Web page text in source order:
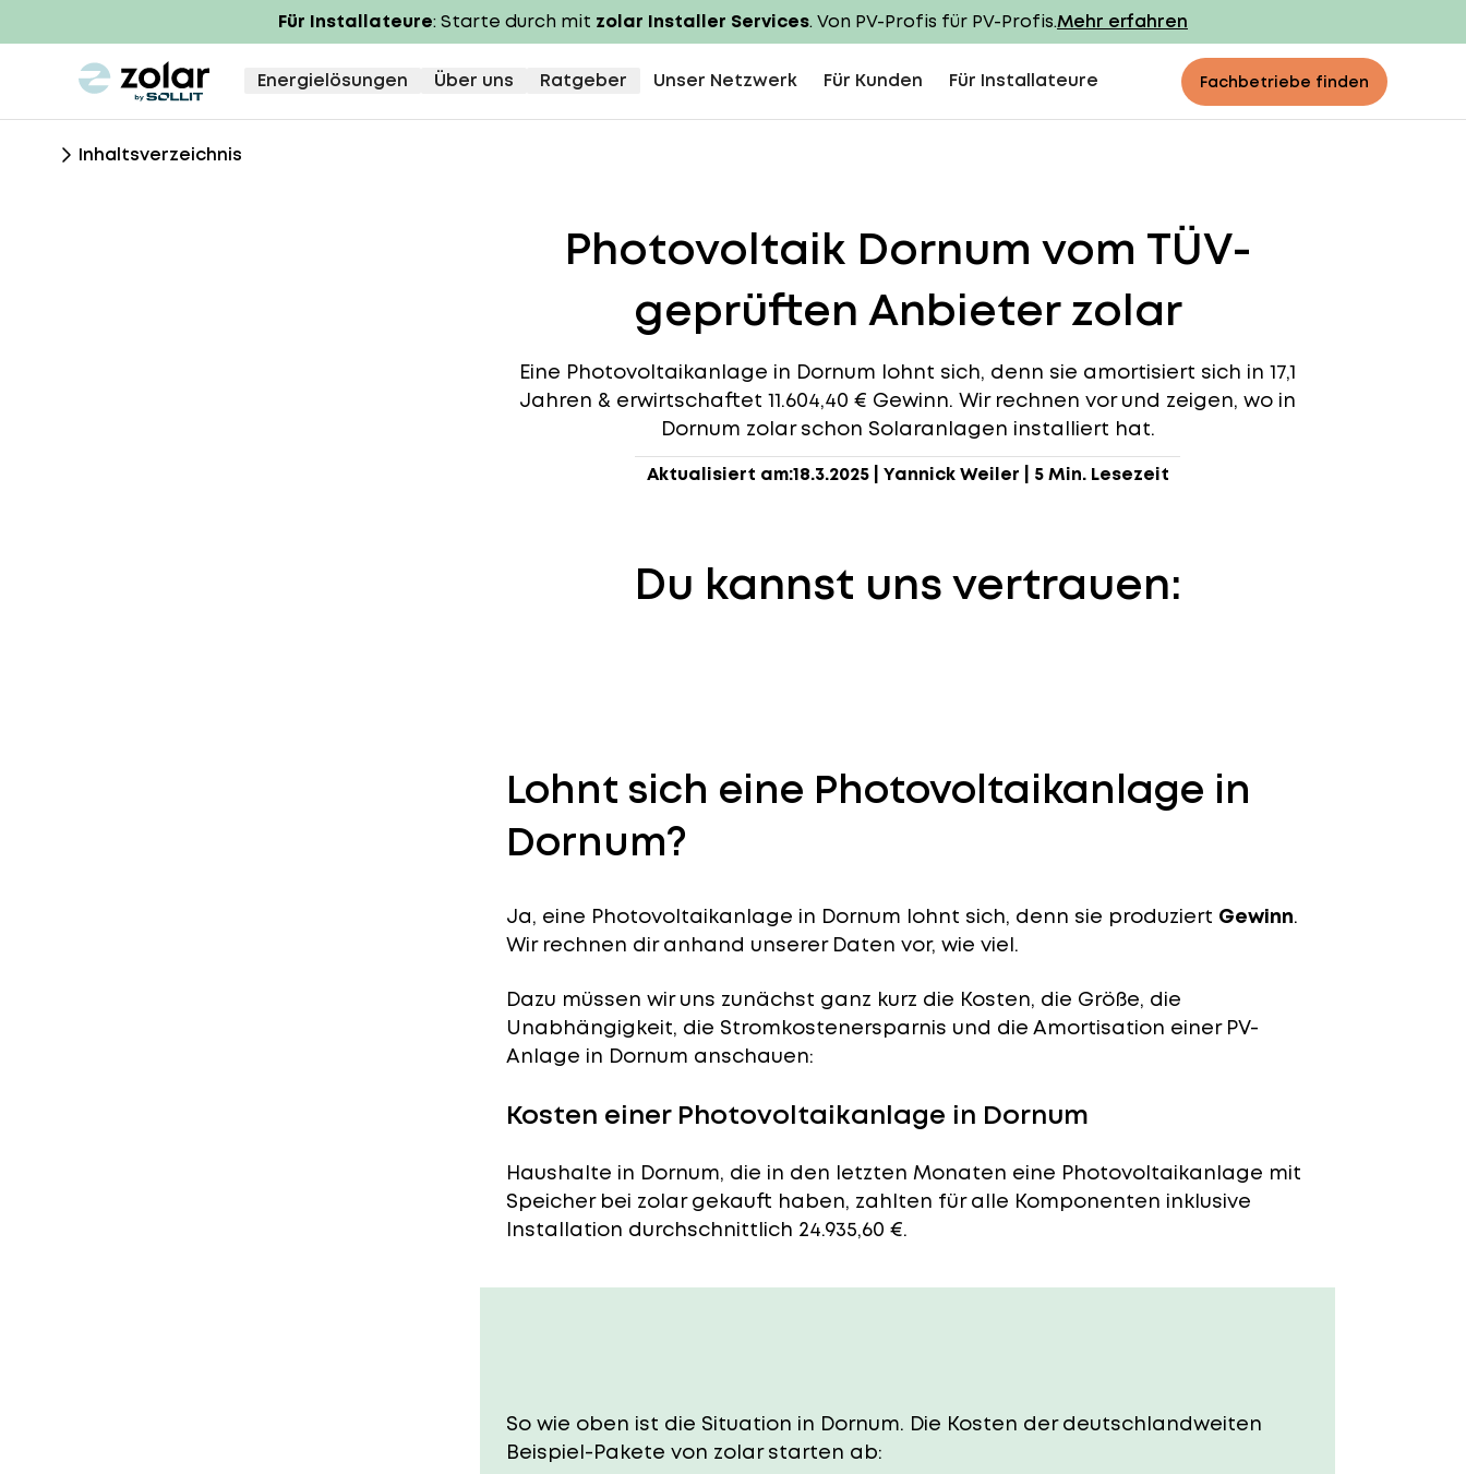
Für Installateure: Starte durch mit zolar Installer Services. Von PV-Profis für PV-Profis.Mehr erfahren
zolar logo Energielösungen Über uns Ratgeber Unser Netzwerk Für Kunden Für Installateure Fachbetriebe finden
Inhaltsverzeichnis
Photovoltaik Dornum vom TÜV-
geprüften Anbieter zolar
Eine Photovoltaikanlage in Dornum lohnt sich, denn sie amortisiert sich in 17,1
Jahren & erwirtschaftet 11.604,40 € Gewinn. Wir rechnen vor und zeigen, wo in
Dornum zolar schon Solaranlagen installiert hat.
Aktualisiert am:18.3.2025| Yannick Weiler 5 Min. Lesezeit
Du kannst uns vertrauen:
Lohnt sich eine Photovoltaikanlage in
Dornum?
Ja, eine Photovoltaikanlage in Dornum lohnt sich, denn sie produziert Gewinn.
Wir rechnen dir anhand unserer Daten vor, wie viel.
Dazu müssen wir uns zunächst ganz kurz die Kosten, die Größe, die
Unabhängigkeit, die Stromkostenersparnis und die Amortisation einer PV-
Anlage in Dornum anschauen:
Kosten einer Photovoltaikanlage in Dornum
Haushalte in Dornum, die in den letzten Monaten eine Photovoltaikanlage mit
Speicher bei zolar gekauft haben, zahlten für alle Komponenten inklusive
Installation durchschnittlich 24.935,60 €.
So wie oben ist die Situation in Dornum. Die Kosten der deutschlandweiten
Beispiel-Pakete von zolar starten ab: